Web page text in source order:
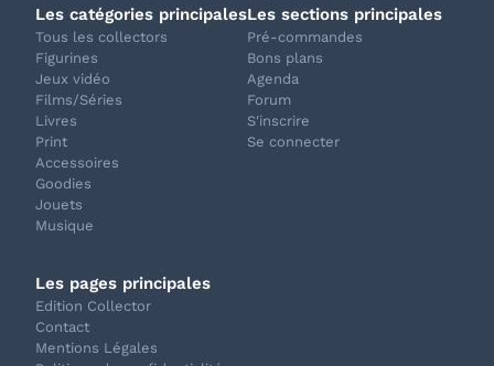
Les catégories principales
Tous les collectors
Figurines
Jeux vidéo
Films/Séries
Livres
Print
Accessoires
Goodies
Jouets
Musique
Les sections principales
Pré-commandes
Bons plans
Agenda
Forum
S'inscrire
Se connecter
Les pages principales
Edition Collector
Contact
Mentions Légales